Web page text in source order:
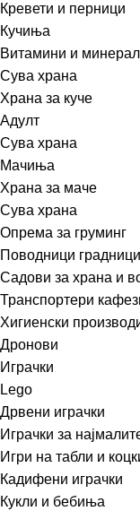
Кревети и перници
Кучиња
Витамини и
Сува храна
Храна за куче
Адулт
Сува храна
Мачиња
Храна за маче
Сува храна
Опрема за груминг
Поводници
Садови за храна и
Транспортери
Хигиенски
Дронови
Играчки
Lego
Дрвени играчки
Играчки за
Игри на табли и
Кадифени играчки
Кукли и бебиња